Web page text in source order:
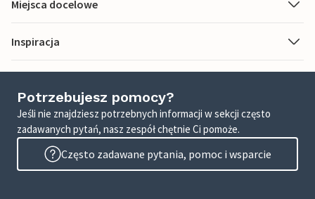
Miejsca docelowe
Inspiracja
Potrzebujesz pomocy?
Jeśli nie znajdziesz potrzebnych informacji w sekcji często
zadawanych pytań, nasz zespół chętnie Ci pomoże.
Często zadawane pytania, pomoc i wsparcie